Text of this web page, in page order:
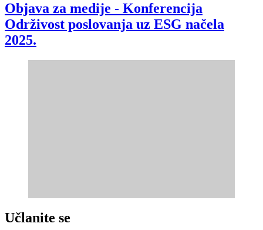
Objava za medije - Konferencija
Održivost poslovanja uz ESG načela
2025.
Učlanite se